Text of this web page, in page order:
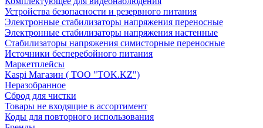
Устройства безопасности и резервного питания
Электронные стабилизаторы напряжения переносные
Электронные стабилизаторы напряжения настенные
Стабилизаторы напряжения симисторные переносные
Источники бесперебойного питания
Маркетплейсы
Kaspi Магазин ( ТОО "TOK.KZ")
Неразобранное
Сброд для чистки
Товары не входящие в ассортимент
Коды для повторного использования